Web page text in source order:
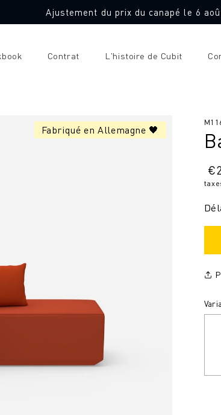
Ajustement du prix du canapé le 6
Contrat L'histoire de Cubit
Fabriqué en Allemagne 🖤
SKU
€